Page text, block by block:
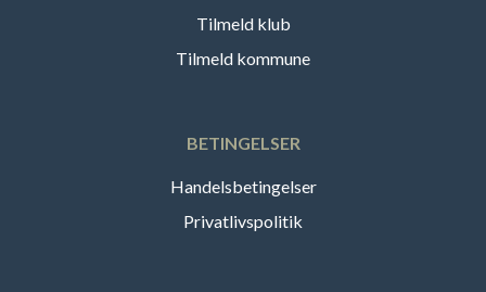
Tilmeld klub
Tilmeld kommune
BETINGELSER
Handelsbetingelser
Privatlivspolitik